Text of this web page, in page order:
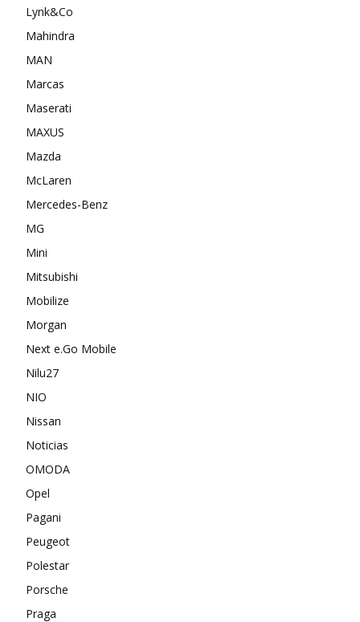
Lynk&Co
Mahindra
MAN
Marcas
Maserati
MAXUS
Mazda
McLaren
Mercedes-Benz
MG
Mini
Mitsubishi
Mobilize
Morgan
Next e.Go Mobile
Nilu27
NIO
Nissan
Noticias
OMODA
Opel
Pagani
Peugeot
Polestar
Porsche
Praga